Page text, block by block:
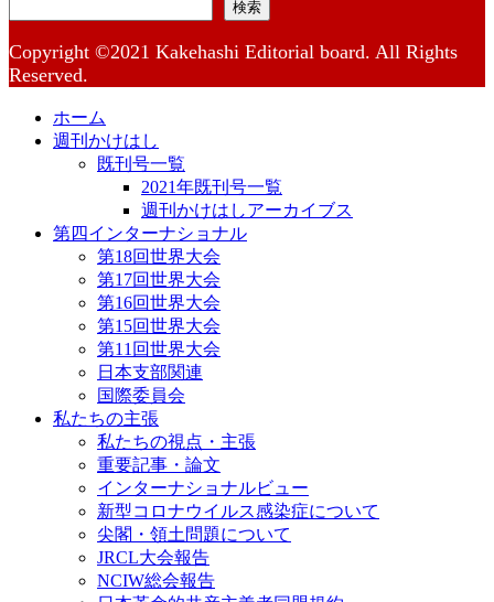
検索
Copyright ©2021 Kakehashi Editorial board. All Rights
Reserved.
ホーム
週刊かけはし
既刊号一覧
2021年既刊号一覧
週刊かけはしアーカイブス
第四インターナショナル
第18回世界大会
第17回世界大会
第16回世界大会
第15回世界大会
第11回世界大会
日本支部関連
国際委員会
私たちの主張
私たちの視点・主張
重要記事・論文
インターナショナルビュー
新型コロナウイルス感染症について
尖閣・領土問題について
JRCL大会報告
NCIW総会報告